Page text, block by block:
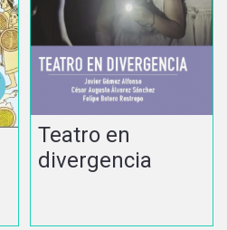
Teatro en
divergencia